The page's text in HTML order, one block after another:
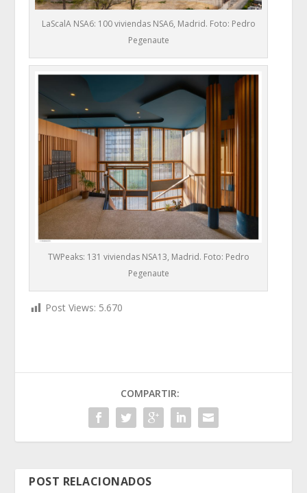
LaScalA NSA6: 100 viviendas NSA6, Madrid. Foto: Pedro
Pegenaute
TWPeaks: 131 viviendas NSA13, Madrid. Foto: Pedro
Pegenaute
Post Views: 5.670
COMPARTIR:
POST RELACIONADOS